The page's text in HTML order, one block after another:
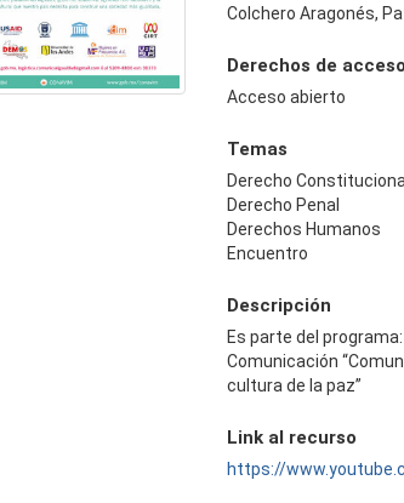
Colchero Aragonés,
Derechos de acceso
Acceso abierto
Temas
Derecho Constitucional
Derecho Penal
Derechos Humanos
Encuentro
Descripción
Es parte del
Comunicación
cultura de la paz”
Link al recurso
https://